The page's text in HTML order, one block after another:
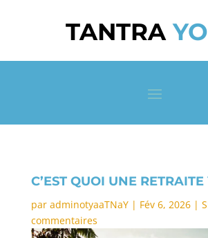
TANTRA
C’EST QUOI UNE RETRAITE
par adminotyaaTNaY| Fév 6, 2026|
commentaires